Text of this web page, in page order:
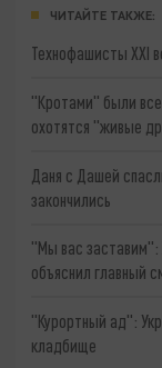
ЧИТАЙТЕ ТАКЖЕ:
Технофашисты XXI
"Кротами" были
охотятся "живые
Даня с Дашей
закончились
"Мы вас заставим":
объяснил главный
"Курортный ад":
кладбище